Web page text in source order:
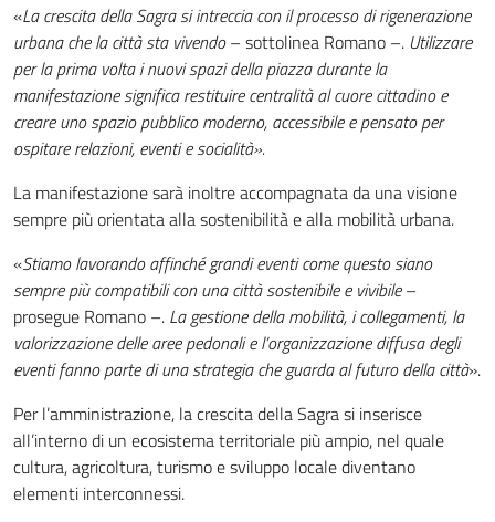
«La crescita della Sagra si intreccia con il processo di rigenerazione
urbana che la città sta vivendo– sottolinea Romano –. Utilizzare
per la prima volta i nuovi spazi della piazza durante la
manifestazione significa restituire centralità al cuore cittadino e
creare uno spazio pubblico moderno, accessibile e pensato per
ospitare relazioni, eventi e socialità».
La manifestazione sarà inoltre accompagnata da una visione
sempre più orientata alla sostenibilità e alla mobilità urbana.
«Stiamo lavorando affinché grandi eventi come questo siano
sempre più compatibili con una città sostenibile e vivibile–
prosegue Romano –. La gestione della mobilità, i collegamenti, la
valorizzazione delle aree pedonali e l’organizzazione diffusa degli
eventi fanno parte di una strategia che guarda al futuro della città».
Per l’amministrazione, la crescita della Sagra si inserisce
all’interno di un ecosistema territoriale più ampio, nel quale
cultura, agricoltura, turismo e sviluppo locale diventano
elementi interconnessi.